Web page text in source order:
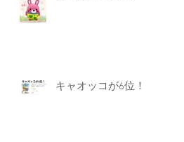
キャオッコが6位！